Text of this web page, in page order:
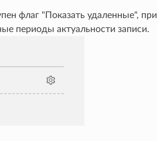
флаг "Показать удаленные", при
периоды актуальности записи.